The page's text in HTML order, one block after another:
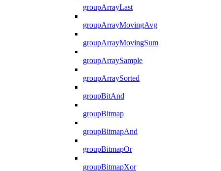
groupArrayLast
groupArrayMovingAvg
groupArrayMovingSum
groupArraySample
groupArraySorted
groupBitAnd
groupBitmap
groupBitmapAnd
groupBitmapOr
groupBitmapXor